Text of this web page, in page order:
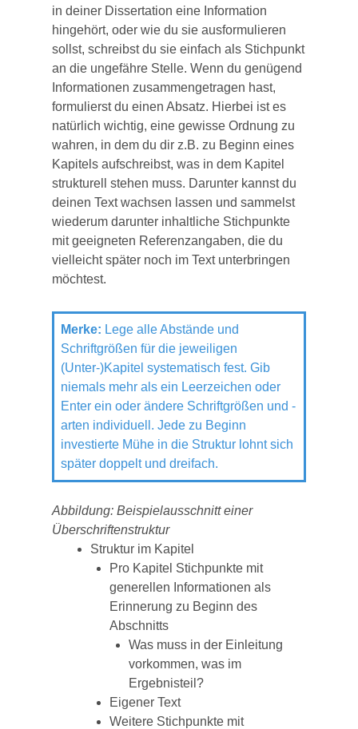
in deiner Dissertation eine Information
hingehört, oder wie du sie ausformulieren
sollst, schreibst du sie einfach als Stichpunkt
an die ungefähre Stelle. Wenn du genügend
Informationen zusammengetragen hast,
formulierst du einen Absatz. Hierbei ist es
natürlich wichtig, eine gewisse Ordnung zu
wahren, in dem du dir z.B. zu Beginn eines
Kapitels aufschreibst, was in dem Kapitel
strukturell stehen muss. Darunter kannst du
deinen Text wachsen lassen und sammelst
wiederum darunter inhaltliche Stichpunkte
mit geeigneten Referenzangaben, die du
vielleicht später noch im Text unterbringen
möchtest.
Merke: Lege alle Abstände und
Schriftgrößen für die jeweiligen
(Unter-)Kapitel systematisch fest. Gib
niemals mehr als ein Leerzeichen oder
Enter ein oder ändere Schriftgrößen und -
arten individuell. Jede zu Beginn
investierte Mühe in die Struktur lohnt sich
später doppelt und dreifach.
Abbildung: Beispielausschnitt einer
Überschriftenstruktur
Struktur im Kapitel
Pro Kapitel Stichpunkte mit
generellen Informationen als
Erinnerung zu Beginn des
Abschnitts
Was muss in der Einleitung
vorkommen, was im
Ergebnisteil?
Eigener Text
Weitere Stichpunkte mit